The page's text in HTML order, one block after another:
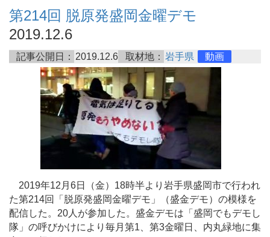
第214回 脱原発盛岡金曜デモ
2019.12.6
記事公開日： 2019.12.6 取材地： 岩手県 動画
2019年12月6日（金）18時半より岩手県盛岡市で行われ
た第214回「脱原発盛岡金曜デモ」（盛金デモ）の模様を
配信した。20人が参加した。盛金デモは「盛岡でもデモし
隊」の呼びかけにより毎月第1、第3金曜日、内丸緑地に集